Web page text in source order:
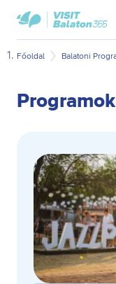
Ugrás
fő
Ugrás
oldal
VisitBalaton365
kezdőlap
Főoldal
Programok